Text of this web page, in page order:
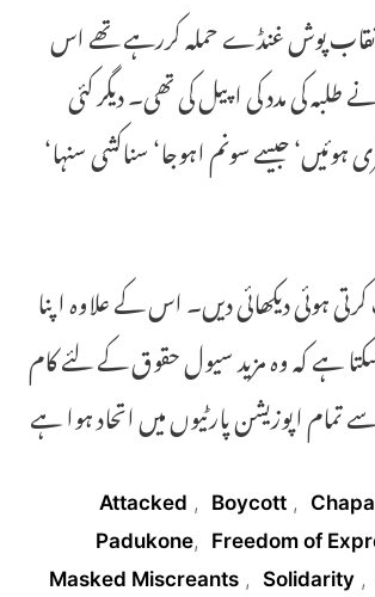
پوش غنڈے حملہ کررہے تھے اس
کی مدد کی اپیل کی تھی۔ دیگر کئی
ہوئیں‘ جیسے سونم اہوجا‘ سناکشی سنہا‘
ہوئی دیکھائی دیں۔ اس کے علاوہ اپنا
ہے کہ وہ مزید سیول حقوق کے لئے کام
اپوزیشن پارٹیوں میں اتحاد ہوا ہے
Attacked , Boycott ,
Padukone, Freedom of
Masked Miscreants , Solidarity ,